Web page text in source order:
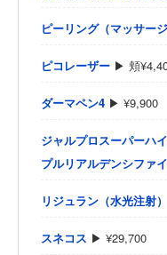
ピーリング（マッサー
ピコレーザー ▶ 頬
ダーマペン4 ▶ ¥9,900
ジャルプロスーパーハ
プルリアルデンシファイ
リジュラン（水光注射）
スネコス ▶ ¥29,700